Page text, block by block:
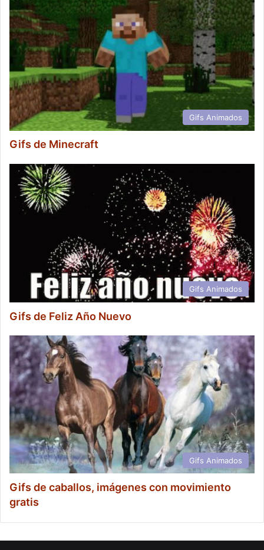
Gifs Animados
Gifs de Minecraft
Gifs Animados
Gifs de Feliz Año Nuevo
Gifs Animados
Gifs de caballos, imágenes con movimiento
gratis